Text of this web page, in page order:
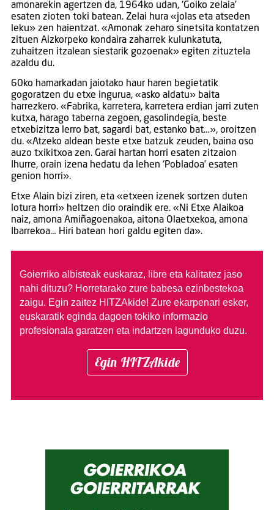
amonarekin agertzen da, 1964ko udan, ‘Goiko zelaia’
esaten zioten toki batean. Zelai hura «jolas eta atseden
leku» zen haientzat. «Amonak zeharo sinetsita kontatzen
zituen Aizkorpeko kondaira zaharrek kulunkatuta,
zuhaitzen itzalean siestarik gozoenak» egiten zituztela
azaldu du.
60ko hamarkadan jaiotako haur haren begietatik
gogoratzen du etxe ingurua, «asko aldatu» baita
harrezkero. «Fabrika, karretera, karretera erdian jarri zuten
kutxa, harago taberna zegoen, gasolindegia, beste
etxebizitza lerro bat, sagardi bat, estanko bat…», oroitzen
du. «Atzeko aldean beste etxe batzuk zeuden, baina oso
auzo txikitxoa zen. Garai hartan horri esaten zitzaion
Ihurre, orain izena hedatu da lehen ‘Pobladoa’ esaten
genion horri».
Etxe Alain bizi ziren, eta «etxeen izenek sortzen duten
lotura horri» heltzen dio oraindik ere. «Ni Etxe Alaikoa
naiz, amona Amiñagoenakoa, aitona Olaetxekoa, amona
Ibarrekoa… Hiri batean hori galdu egiten da».
Goierriko albisteak euskaraz, libre eta kalitatez jaso
nahi dituzu? Horretarako zure babesa ezinbestekoa
zaigu. Egin zaitez HITZAkide! Zure ekarpenari esker,
euskaratik eginda dagoen tokiko informazio
profesionala garatzen eta indartzen lagunduko duzu.
Egin HITZAkide